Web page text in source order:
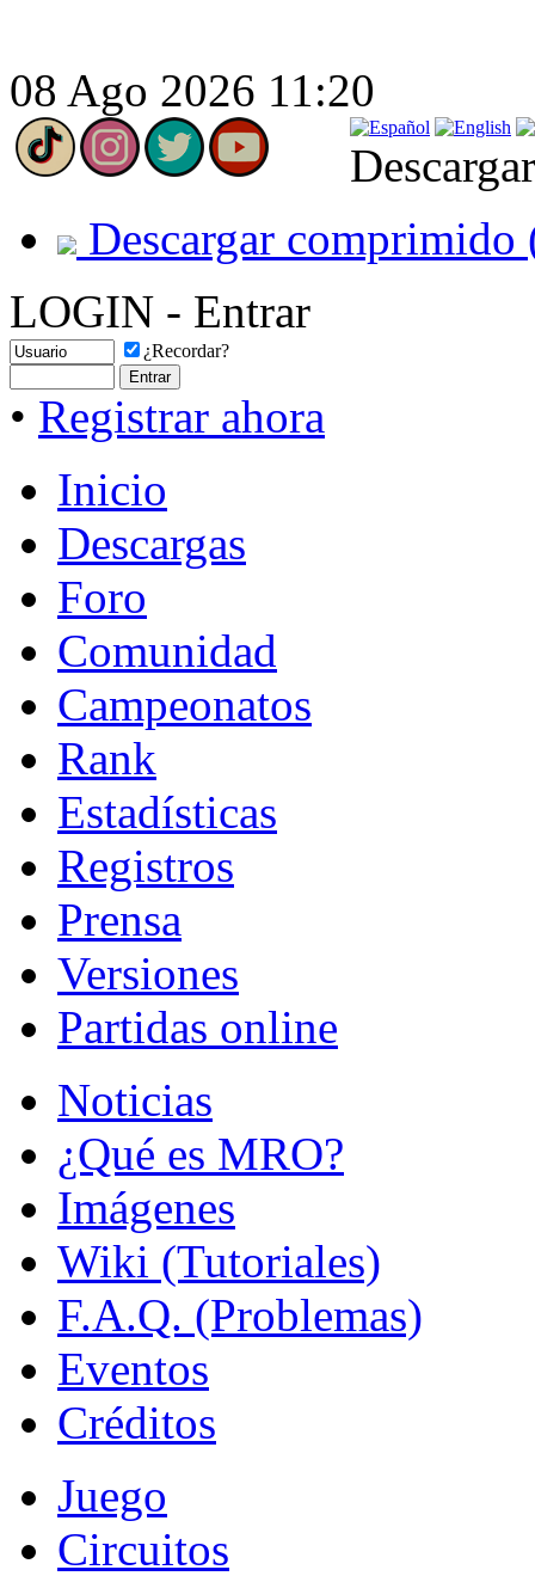
08 Ago 2026 11:20
Descargar comprimido
LOGIN - Entrar
¿Recordar?
• Registrar ahora
Inicio
Descargas
Foro
Comunidad
Campeonatos
Rank
Estadísticas
Registros
Prensa
Versiones
Partidas online
Noticias
¿Qué es MRO?
Imágenes
Wiki (Tutoriales)
F.A.Q. (Problemas)
Eventos
Créditos
Juego
Circuitos